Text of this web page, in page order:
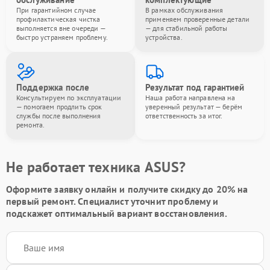
При гарантийном случае
профилактическая чистка
выполняется вне очереди —
быстро устраняем проблему.
В рамках обслуживания
применяем проверенные детали
— для стабильной работы
устройства.
Поддержка после
Консультируем по эксплуатации
— помогаем продлить срок
службы после выполнения
ремонта.
Результат под гарантией
Наша работа направлена на
уверенный результат — берём
ответственность за итог.
Не работает техника ASUS?
Оформите заявку онлайн и получитескидку до 20% на
первый ремонт. Специалист уточнит проблему и
подскажет оптимальный вариант восстановления.